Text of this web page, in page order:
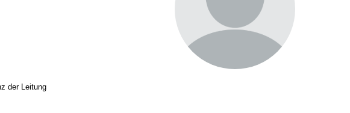
der Leitung